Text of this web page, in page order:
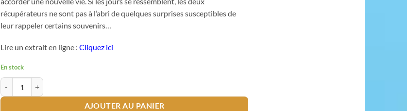
récupérateurs ne sont pas à l’abri de quelques surprises susceptibles de
leur rappeler certains souvenirs…
Lire un extrait en ligne : Cliquez ici
En stock
quantité de A beautiful sunny day
AJOUTER AU PANIER